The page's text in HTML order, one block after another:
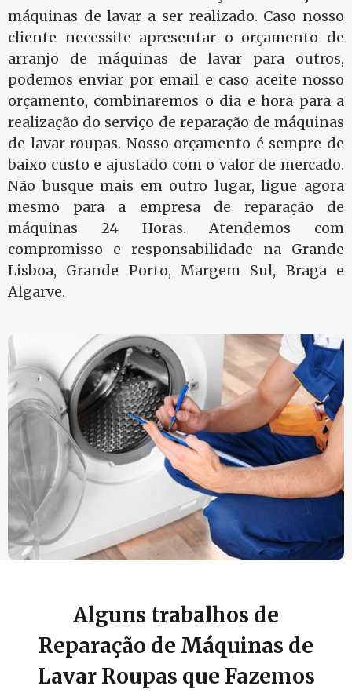
máquinas de lavar a ser realizado. Caso nosso
cliente necessite apresentar o orçamento de
arranjo de máquinas de lavar para outros,
podemos enviar por email e caso aceite nosso
orçamento, combinaremos o dia e hora para a
realização do serviço de reparação de máquinas
de lavar roupas. Nosso orçamento é sempre de
baixo custo e ajustado com o valor de mercado.
Não busque mais em outro lugar, ligue agora
mesmo para a empresa de reparação de
máquinas 24 Horas. Atendemos com
compromisso e responsabilidade na Grande
Lisboa, Grande Porto, Margem Sul, Braga e
Algarve.
Alguns trabalhos de
Reparação de Máquinas de
Lavar Roupas que Fazemos